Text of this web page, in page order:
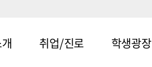
취업/진로 학생광장